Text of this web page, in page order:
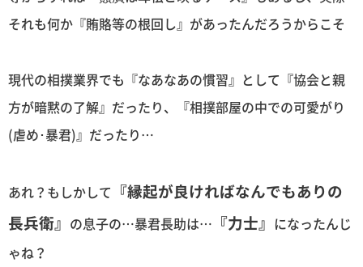
それも何か『賄賂等の根回し』があったんだろうからこそ
現代の相撲業界でも『なあなあの慣習』として『協会と親
方が暗黙の了解』だったり、『相撲部屋の中での可愛がり
(虐め･暴君)』だったり…
あれ？もしかして 『縁起が良ければなんでもありの
長兵衛』 の息子の…暴君長助は… 『力士』 になったんじ
ゃね？